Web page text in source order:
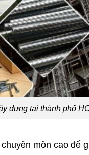
dựng tại thành phố
môn cao để